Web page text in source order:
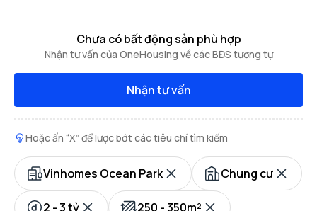
Chưa có bất động sản phù hợp
Nhận tư vấn của OneHousing về các BĐS tương tự
Nhận tư vấn
Hoặc ấn “X” để lược bớt các tiêu chí tìm kiếm
Vinhomes Ocean Park Chung cư
2 - 3 tỷ 250 - 350m²